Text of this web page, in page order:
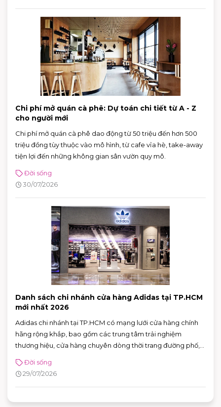
Chi phí mở quán cà phê: Dự toán chi tiết từ A - Z
cho người mới
Chi phí mở quán cà phê dao động từ 50 triệu đến hơn 500
triệu đồng tùy thuộc vào mô hình, từ cafe vỉa hè, take-away
tiện lợi đến những không gian sân vườn quy mô.
Đời sống
30/07/2026
Danh sách chi nhánh cửa hàng Adidas tại TP.HCM
mới nhất 2026
Adidas chi nhánh tại TP.HCM có mạng lưới cửa hàng chính
hãng rộng khắp, bao gồm các trung tâm trải nghiệm
thương hiệu, cửa hàng chuyên dòng thời trang đường phố,
hình và vị trí thuận tiện, khách hàng có thể dễ dàng tìm được
adidas chi nhánh phù hợp để mua sắm và trải nghiệm các
Đời sống
29/07/2026